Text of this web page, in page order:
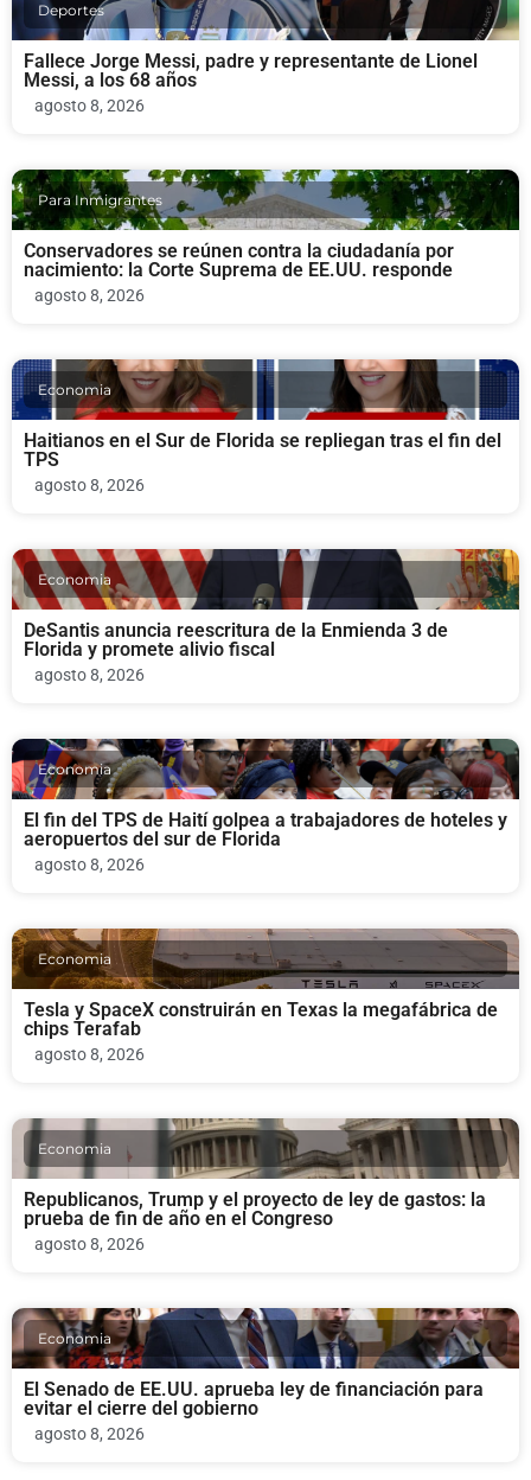
Deportes
Fallece Jorge Messi, padre y representante de Lionel
Messi, a los 68 años
agosto 8, 2026
Para Inmigrantes
Conservadores se reúnen contra la ciudadanía por
nacimiento: la Corte Suprema de EE.UU. responde
agosto 8, 2026
Economia
Haitianos en el Sur de Florida se repliegan tras el fin del
TPS
agosto 8, 2026
Economia
DeSantis anuncia reescritura de la Enmienda 3 de
Florida y promete alivio fiscal
agosto 8, 2026
Economia
El fin del TPS de Haití golpea a trabajadores de hoteles y
aeropuertos del sur de Florida
agosto 8, 2026
Economia
Tesla y SpaceX construirán en Texas la megafábrica de
chips Terafab
agosto 8, 2026
Economia
Republicanos, Trump y el proyecto de ley de gastos: la
prueba de fin de año en el Congreso
agosto 8, 2026
Economia
El Senado de EE.UU. aprueba ley de financiación para
evitar el cierre del gobierno
agosto 8, 2026